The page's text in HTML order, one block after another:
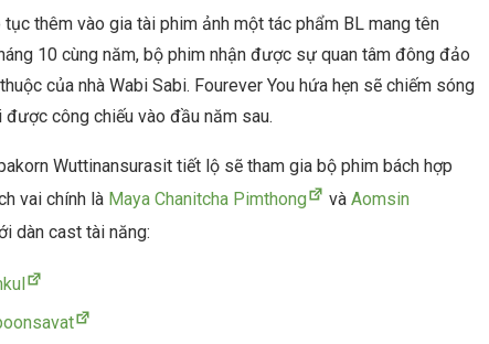
thêm vào gia tài phim ảnh một tác phẩm BL mang tên
10 cùng năm, bộ phim nhận được sự quan tâm đông đảo
của nhà Wabi Sabi. Fourever You hứa hẹn sẽ chiếm sóng
công chiếu vào đầu năm sau.
Wuttinansurasit tiết lộ sẽ tham gia bộ phim bách hợp
vai chính là Maya Chanitcha Pimthong và Aomsin
dàn cast tài năng: